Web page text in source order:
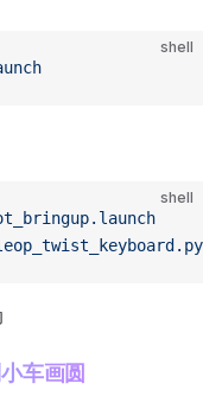
shell
shell
车画圆